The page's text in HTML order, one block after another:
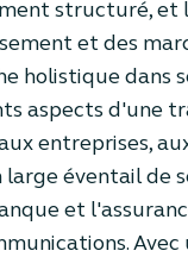
structuré, et
et des
holistique dans
aspects d'une
entreprises,
large éventail de
et